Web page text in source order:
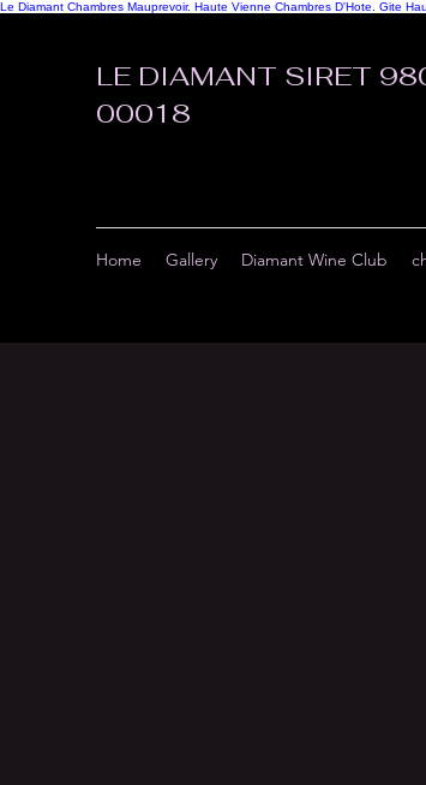
Le Diamant Chambres Mauprevoir. Haute Vienne Chambres D'Hote Gite
LE DIAMANT SIRET
00018
Home Gallery Diamant Wine Club